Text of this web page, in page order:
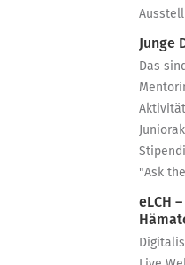
Junge
Das
"Ask
eLCH